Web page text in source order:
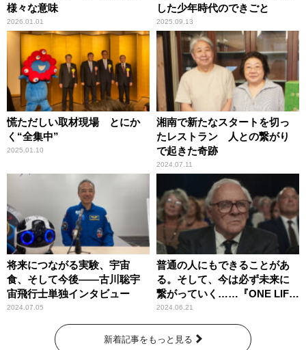
様々な意味
2026.01.01
した少年時代のできごと
2025.09.13
慌ただしい取材現場 とにか
く“全集中”
2025.01.10
湘南で新たなスタートを切っ
たレストラン 人との繋がり
で起きた奇跡
2024.07.11
将来につながる実験、宇宙
食、そして今後――古川聡宇
宙飛行士単独インタビュー
2024.07.05
普通の人にもできることがあ
る。そして、今は必ず未来に
繋がっていく……『ONE LIFE
奇跡が繋いだ6000の命』
2024.06.21
新着記事をもっと見る